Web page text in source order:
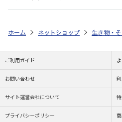
ホーム ネットショップ 生き物・
ご利用ガイド
お問い合わせ
サイト運営会社について
プライバシーポリシー